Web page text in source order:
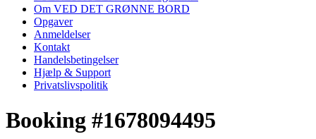
Om VED DET GRØNNE BORD
Opgaver
Anmeldelser
Kontakt
Handelsbetingelser
Hjælp & Support
Privatslivspolitik
Booking #1678094495